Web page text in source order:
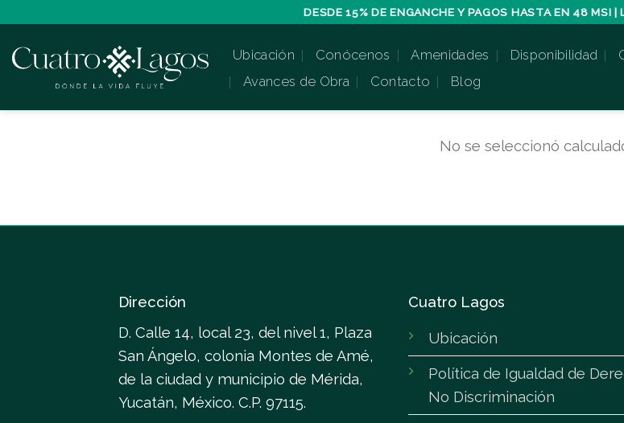
content
DESDE 15% DE ENGANCHE Y PAGOS HASTA EN 48 MSI
Ubicación Conócenos Amenidades Disponibilidad
Avances de Obra
Contacto Blog
No se seleccionó
Dirección
D. Calle 14, local 23, del nivel 1, Plaza
San Ángelo, colonia Montes de Amé,
de la ciudad y municipio de Mérida,
Yucatán, México. C.P. 97115.
Cuatro Lagos
Ubicación
Política de Igualdad de
No Discriminación